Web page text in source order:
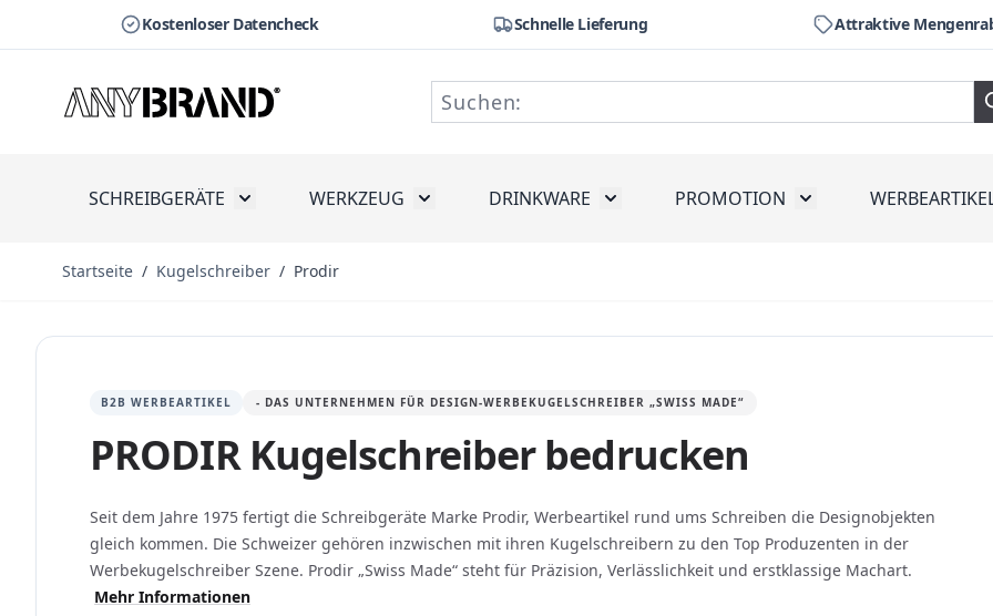
Kostenloser Datencheck Schnelle Lieferung Attraktive
SCHREIBGERÄTE Toggle submenu for Schreibgeräte
WERKZEUG Toggle submenu for Werkzeug
DRINKWARE Toggle submenu for Drinkware
PROMOTION Toggle submenu for
Startseite / Kugelschreiber / Prodir
B2B WERBEARTIKEL - DAS UNTERNEHMEN FÜR DESIGN-WERBEKUGELSCHREIBER „SWISS MADE“
PRODIR Kugelschreiber bedrucken
Seit dem Jahre 1975 fertigt die Schreibgeräte Marke Prodir, Werbeartikel rund ums Schreiben die Designobjekten
gleich kommen. Die Schweizer gehören inzwischen mit ihren Kugelschreibern zu den Top Produzenten in der
Werbekugelschreiber Szene. Prodir „Swiss Made“ steht für Präzision, Verlässlichkeit und erstklassige Machart.
Mehr Informationen